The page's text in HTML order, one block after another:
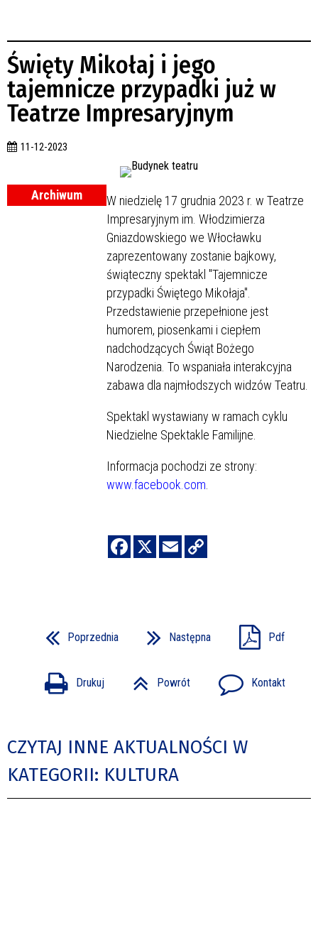
Święty Mikołaj i jego
tajemnicze przypadki już w
Teatrze Impresaryjnym
11-12-2023
Archiwum
W niedzielę 17 grudnia 2023 r. w Teatrze
Impresaryjnym im. Włodzimierza
Gniazdowskiego we Włocławku
zaprezentowany zostanie bajkowy,
świąteczny spektakl "Tajemnicze
przypadki Świętego Mikołaja".
Przedstawienie przepełnione jest
humorem, piosenkami i ciepłem
nadchodzących Świąt Bożego
Narodzenia. To wspaniała interakcyjna
zabawa dla najmłodszych widzów Teatru.
Spektakl wystawiany w ramach cyklu
Niedzielne Spektakle Familijne.
Informacja pochodzi ze strony:
www.facebook.com
Poprzednia Następna Pdf
Drukuj Powrót Kontakt
CZYTAJ INNE AKTUALNOŚCI W
KATEGORII: KULTURA